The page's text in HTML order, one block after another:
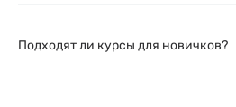
Подходят ли курсы для новичков?